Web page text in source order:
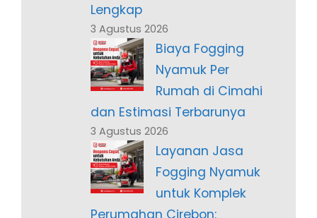
Lengkap
3 Agustus 2026
Biaya Fogging
Nyamuk Per
Rumah di Cimahi
dan Estimasi Terbarunya
3 Agustus 2026
Layanan Jasa
Fogging Nyamuk
untuk Komplek